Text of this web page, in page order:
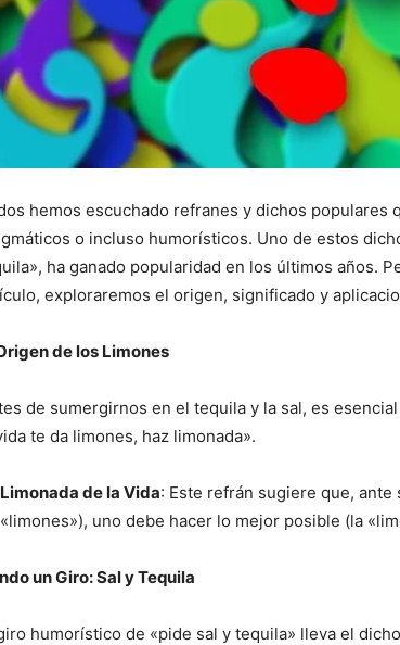
hemos escuchado refranes y dichos populares
o incluso humorísticos. Uno de estos
ha ganado popularidad en los últimos años.
exploraremos el origen, significado y
de los Limones
de sumergirnos en el tequila y la sal, es
te da limones, haz limonada».
Limonada de la Vida: Este refrán sugiere que,
«limones»), uno debe hacer lo mejor posible (la
un Giro: Sal y Tequila
humorístico de «pide sal y tequila» lleva el